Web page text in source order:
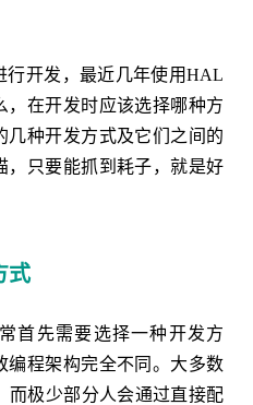
行开发，最近几年使用HAL
，在开发时应该选择哪种方
几种开发方式及它们之间的
，只要能抓到耗子，就是好
式
首先需要选择一种开发方
编程架构完全不同。大多数
而极少部分人会通过直接配